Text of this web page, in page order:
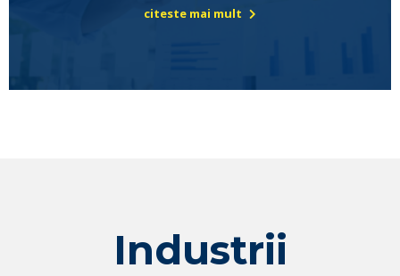
citeste mai mult
Industrii